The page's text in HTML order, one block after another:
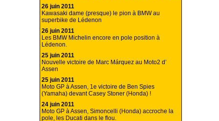
26 juin 2011
Kawasaki dame (presque) le pion à BMW au
superbike de Lédenon
26 juin 2011
Les BMW Michelin encore en pole position à
Lédenon.
25 juin 2011
Nouvelle victoire de Marc Márquez au Moto2 d’
Assen
25 juin 2011
Moto GP à Assen, 1e victoire de Ben Spies
(Yamaha) devant Casey Stoner (Honda) !
24 juin 2011
Moto GP à Assen, Simoncelli (Honda) accroche la
pole, les Ducati dans le flou.